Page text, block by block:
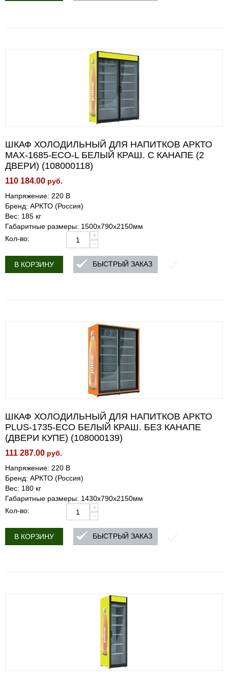
ШКАФ ХОЛОДИЛЬНЫЙ ДЛЯ НАПИТКОВ АРКТО
MAX-1685-ECO-L БЕЛЫЙ КРАШ. C КАНАПЕ (2
ДВЕРИ) (108000118)
110 184.00 руб.
Напряжение: 220 В
Бренд: АРКТО (Россия)
Вес: 185 кг
Габаритные размеры: 1500х790х2150мм
Кол-во:
+
−
В КОРЗИНУ БЫСТРЫЙ ЗАКАЗ
ШКАФ ХОЛОДИЛЬНЫЙ ДЛЯ НАПИТКОВ АРКТО
PLUS-1735-ECO БЕЛЫЙ КРАШ. БЕЗ КАНАПЕ
(ДВЕРИ КУПЕ) (108000139)
111 287.00 руб.
Напряжение: 220 В
Бренд: АРКТО (Россия)
Вес: 180 кг
Габаритные размеры: 1430х790х2150мм
Кол-во:
+
−
В КОРЗИНУ БЫСТРЫЙ ЗАКАЗ